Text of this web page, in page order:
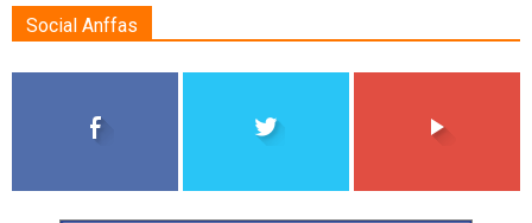
Social Anffas